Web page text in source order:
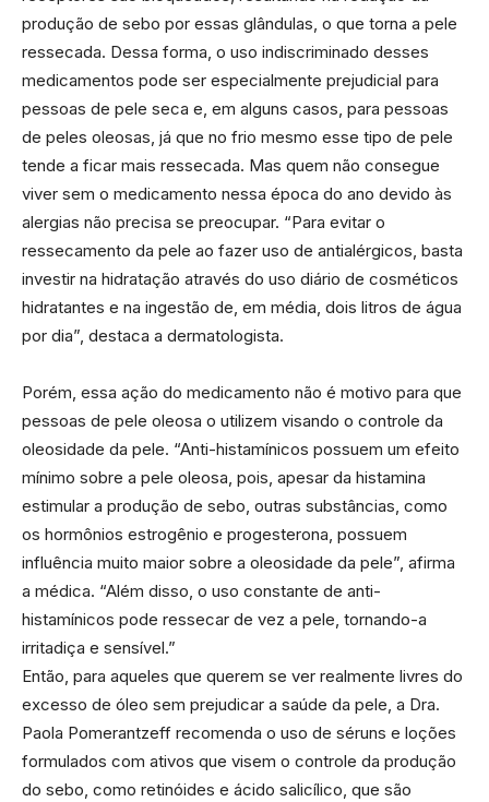
produção de sebo por essas glândulas, o que torna a pele
ressecada. Dessa forma, o uso indiscriminado desses
medicamentos pode ser especialmente prejudicial para
pessoas de pele seca e, em alguns casos, para pessoas
de peles oleosas, já que no frio mesmo esse tipo de pele
tende a ficar mais ressecada. Mas quem não consegue
viver sem o medicamento nessa época do ano devido às
alergias não precisa se preocupar. “Para evitar o
ressecamento da pele ao fazer uso de antialérgicos, basta
investir na hidratação através do uso diário de cosméticos
hidratantes e na ingestão de, em média, dois litros de água
por dia”, destaca a dermatologista.
Porém, essa ação do medicamento não é motivo para que
pessoas de pele oleosa o utilizem visando o controle da
oleosidade da pele. “Anti-histamínicos possuem um efeito
mínimo sobre a pele oleosa, pois, apesar da histamina
estimular a produção de sebo, outras substâncias, como
os hormônios estrogênio e progesterona, possuem
influência muito maior sobre a oleosidade da pele”, afirma
a médica. “Além disso, o uso constante de anti-
histamínicos pode ressecar de vez a pele, tornando-a
irritadiça e sensível.”
Então, para aqueles que querem se ver realmente livres do
excesso de óleo sem prejudicar a saúde da pele, a Dra.
Paola Pomerantzeff recomenda o uso de séruns e loções
formulados com ativos que visem o controle da produção
do sebo, como retinóides e ácido salicílico, que são